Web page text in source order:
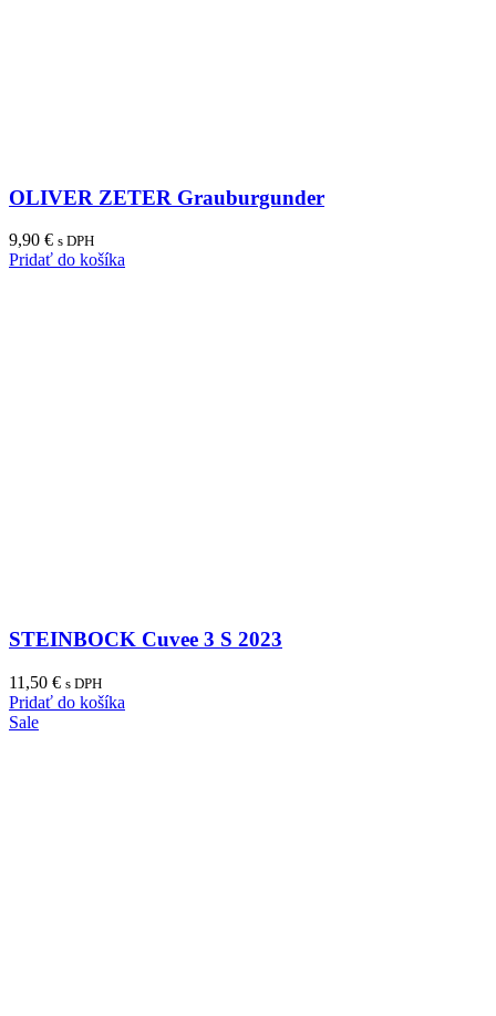
OLIVER ZETER Grauburgunder
9,90 € s DPH
Pridať do košíka
STEINBOCK Cuvee 3 S 2023
11,50 € s DPH
Pridať do košíka
Sale